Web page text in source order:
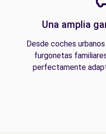
Una amplia
Desde coches
furgonetas
perfectamente